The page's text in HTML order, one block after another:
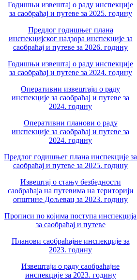
Годишњи извештај о раду инспекције
за саобраћај и путеве за 2025. годину
Предлог годишњег плана
инспекцијског надзора инспекције за
саобраћај и путеве за 2026. годину
Годишњи извештај о раду инспекције
за саобраћај и путеве за 2024. годину
Оперативни извештаји о раду
инспекције за саобраћај и путеве за
2024. годину
Оперативни планови о раду
инспекције за саобраћај и путеве за
2024. годину
Предлог годишњег плана инспекције за
саобраћај и путеве за 2025. годину
Извештај о стању безбедности
саобраћаја на путевима на територији
општине Дољевац за 2023. годину
Прописи по којима поступа инспекција
за саобраћај и путеве
Планови саобраћајне инспекције за
2023. годину
Извештаји о раду саобраћајне
инспекције за 2023. годину